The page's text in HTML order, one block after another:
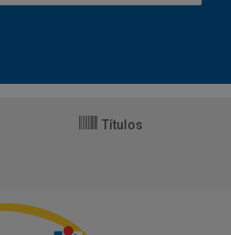
Títulos